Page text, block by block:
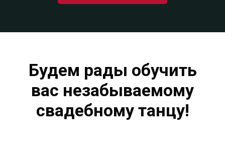
Будем рады обучить
вас незабываемому
свадебному танцу!